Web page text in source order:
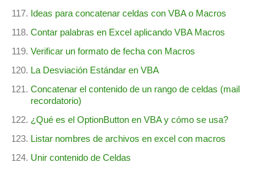
Ideas para concatenar celdas con VBA o Macros
Contar palabras en Excel aplicando VBA Macros
Verificar un formato de fecha con Macros
La Desviación Estándar en VBA
Concatenar el contenido de un rango de celdas (mail
recordatorio)
¿Qué es el OptionButton en VBA y cómo se usa?
Listar nombres de archivos en excel con macros
Unir contenido de Celdas